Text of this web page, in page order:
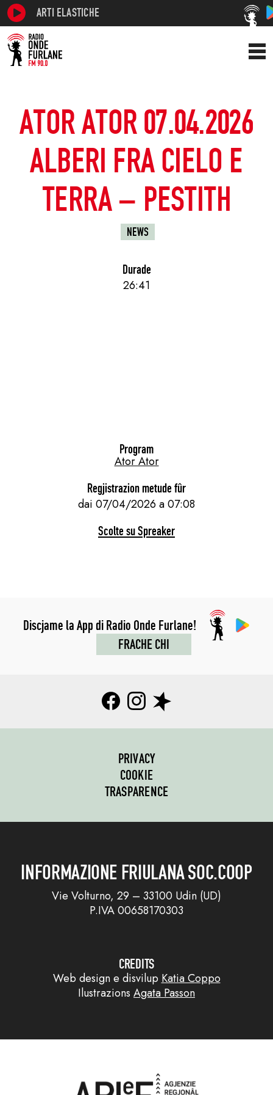
ARTI ELASTICHE
ATOR ATOR 07.04.2026
ALBERI FRA CIELO E
TERRA – PESTITH
NEWS
Durade
26:41
Program
Ator Ator
Regjistrazion metude fûr
dai 07/04/2026 a 07:08
Scolte su Spreaker
Discjame la App di Radio Onde Furlane!
FRACHE CHI
PRIVACY
COOKIE
TRASPARENCE
INFORMAZIONE FRIULANA SOC.COOP
Vie Volturno, 29 – 33100 Udin (UD)
P.IVA 00658170303
CREDITS
Web design e disvilup Katia Coppo
Ilustrazions Agata Passon